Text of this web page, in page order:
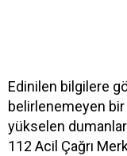
Edinilen bilgilere
belirlenemeyen bir
yükselen
112 Acil Çağrı